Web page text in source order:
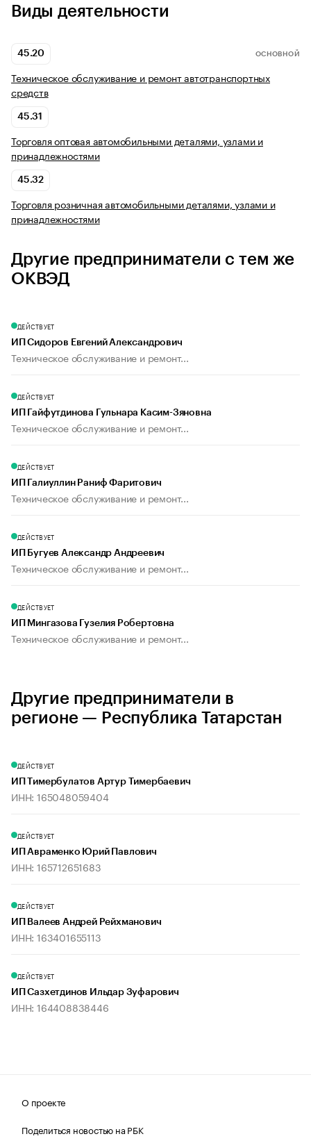
Виды деятельности
45.20 ОСНОВНОЙ
Техническое обслуживание и ремонт автотранспортных
средств
45.31
Торговля оптовая автомобильными деталями, узлами и
принадлежностями
45.32
Торговля розничная автомобильными деталями, узлами и
принадлежностями
Другие предприниматели с тем же
ОКВЭД
ДЕЙСТВУЕТ
ИП Сидоров Евгений Александрович
Техническое обслуживание и ремонт...
ДЕЙСТВУЕТ
ИП Гайфутдинова Гульнара Касим-Зяновна
Техническое обслуживание и ремонт...
ДЕЙСТВУЕТ
ИП Галиуллин Раниф Фаритович
Техническое обслуживание и ремонт...
ДЕЙСТВУЕТ
ИП Бугуев Александр Андреевич
Техническое обслуживание и ремонт...
ДЕЙСТВУЕТ
ИП Мингазова Гузелия Робертовна
Техническое обслуживание и ремонт...
Другие предприниматели в
регионе — Республика Татарстан
ДЕЙСТВУЕТ
ИП Тимербулатов Артур Тимербаевич
ИНН: 165048059404
ДЕЙСТВУЕТ
ИП Авраменко Юрий Павлович
ИНН: 165712651683
ДЕЙСТВУЕТ
ИП Валеев Андрей Рейхманович
ИНН: 163401655113
ДЕЙСТВУЕТ
ИП Сазхетдинов Ильдар Зуфарович
ИНН: 164408838446
О проекте
Поделиться новостью на РБК